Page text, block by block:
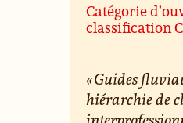
Catégorie
classification
« Guides
hiérarchie de